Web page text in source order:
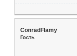
ConradFlamy
Гость